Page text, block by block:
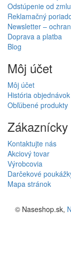
Odstúpenie od
Reklamačný
Newsletter –
Doprava a platba
Blog
Môj účet
Môj účet
História objednávok
Obľúbené produkty
Kontaktujte nás
Akciový tovar
Výrobcovia
Darčekové
Mapa stránok
© Naseshop.sk,